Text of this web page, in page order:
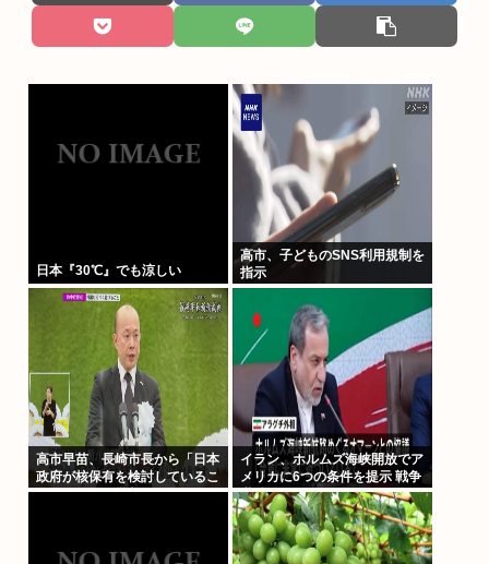
日本『30℃』でも涼しい
高市、子どものSNS利用規制を
指示
高市早苗、長崎市長から「日本
政府が核保有を検討しているこ
と」を公然と批判され思いっき
イラン、ホルムズ海峡開放でア
メリカに6つの条件を提示 戦争
継続へ